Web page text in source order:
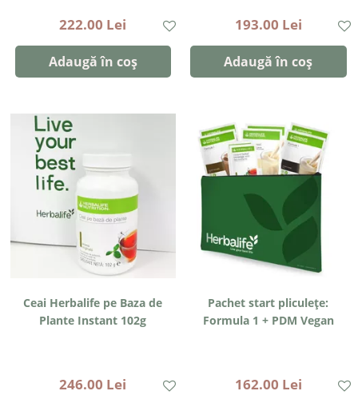
222.00 Lei
Adaugă în coș
193.00 Lei
Adaugă în coș
Ceai Herbalife pe Baza de
Plante Instant 102g
246.00 Lei
Pachet start pliculețe:
Formula 1 + PDM Vegan
162.00 Lei